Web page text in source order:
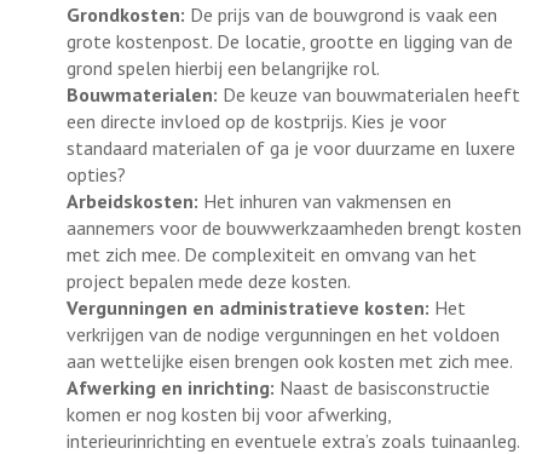
Grondkosten: De prijs van de bouwgrond is vaak een
grote kostenpost. De locatie, grootte en ligging van de
grond spelen hierbij een belangrijke rol.
Bouwmaterialen: De keuze van bouwmaterialen heeft
een directe invloed op de kostprijs. Kies je voor
standaard materialen of ga je voor duurzame en luxere
opties?
Arbeidskosten: Het inhuren van vakmensen en
aannemers voor de bouwwerkzaamheden brengt kosten
met zich mee. De complexiteit en omvang van het
project bepalen mede deze kosten.
Vergunningen en administratieve kosten: Het
verkrijgen van de nodige vergunningen en het voldoen
aan wettelijke eisen brengen ook kosten met zich mee.
Afwerking en inrichting: Naast de basisconstructie
komen er nog kosten bij voor afwerking,
interieurinrichting en eventuele extra’s zoals tuinaanleg.